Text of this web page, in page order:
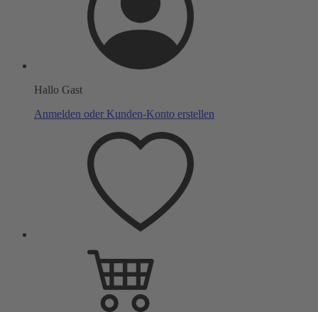
Hallo Gast
Anmelden oder Kunden-Konto erstellen